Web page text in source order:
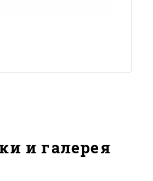
и галерея